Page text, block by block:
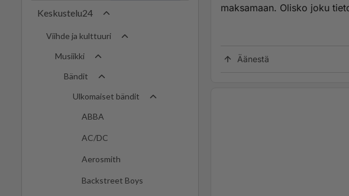
Keskustelu24
Viihde ja kulttuuri
Musiikki
Bändit
Ulkomaiset bändit
ABBA
AC/DC
Aerosmith
Backstreet Boys
maksamaan. Olisko joku
Äänestä